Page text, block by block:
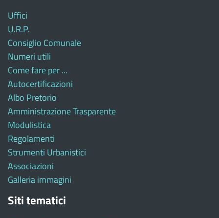
Uffici
U.R.P.
Consiglio Comunale
Numeri utili
Come fare per ...
Autocertificazioni
Albo Pretorio
Amministrazione Trasparente
Modulistica
Regolamenti
Strumenti Urbanistici
Associazioni
Galleria immagini
Siti tematici